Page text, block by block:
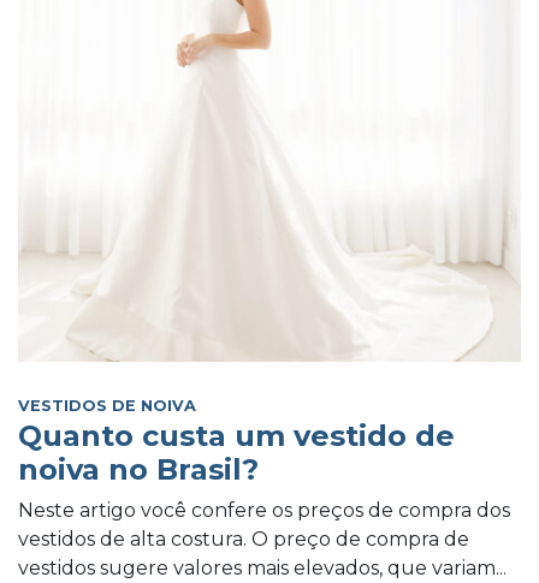
VESTIDOS DE NOIVA
Quanto custa um vestido de
noiva no Brasil?
Neste artigo você confere os preços de compra dos
vestidos de alta costura. O preço de compra de
vestidos sugere valores mais elevados, que variam...